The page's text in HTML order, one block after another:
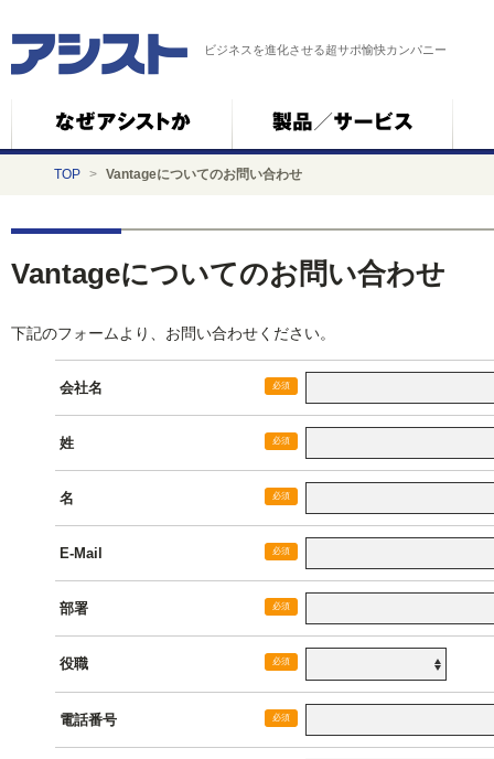
ビジネスを進化させる超サポ愉快カンパニー
TOP > Vantageについてのお問い合わせ
Vantageについてのお問い合わせ
下記のフォームより、お問い合わせください。